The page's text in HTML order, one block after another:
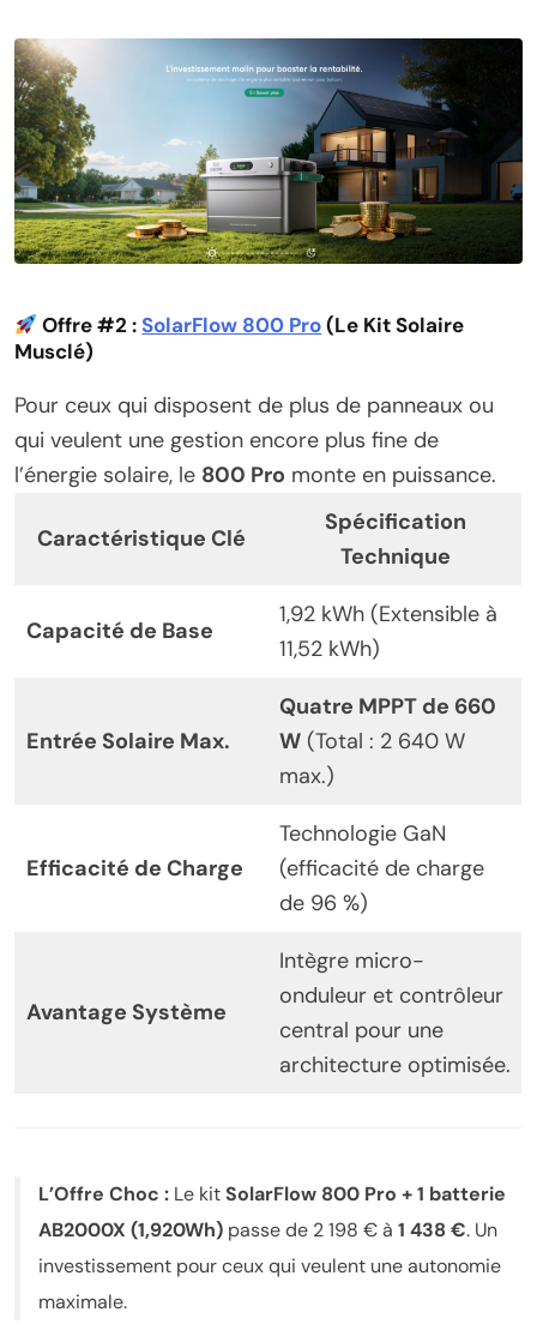
Offre #2 : SolarFlow 800 Pro(Le Kit Solaire
Musclé)
Pour ceux qui disposent de plus de panneaux ou
qui veulent une gestion encore plus fine de
l’énergie solaire, le 800 Pro monte en puissance.
Caractéristique Clé
Spécification
Technique
Capacité de Base
1,92 kWh (Extensible à
11,52 kWh)
Entrée Solaire Max.
Quatre MPPT de 660
W (Total : 2 640 W
max.)
Efficacité de Charge
Technologie GaN
(efficacité de charge
de 96 %)
Avantage Système
Intègre micro-
onduleur et contrôleur
central pour une
architecture optimisée.
L’Offre Choc : Le kitSolarFlow 800 Pro + 1 batterie
AB2000X (1,920Wh) passe de 2 198 € à 1 438 €. Un
investissement pour ceux qui veulent une autonomie
maximale.